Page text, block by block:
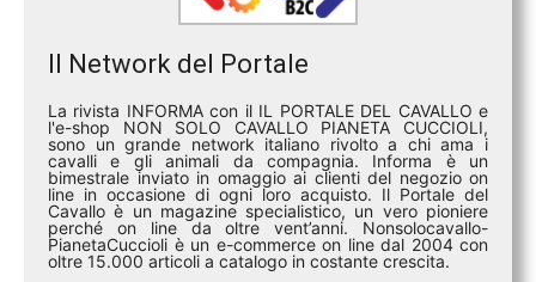
Il Network del Portale
La rivista INFORMA con il IL PORTALE DEL CAVALLO e
l'e-shop NON SOLO CAVALLO PIANETA CUCCIOLI,
sono un grande network italiano rivolto a chi ama i
cavalli e gli animali da compagnia. Informa è un
bimestrale inviato in omaggio ai clienti del negozio on
line in occasione di ogni loro acquisto. Il Portale del
Cavallo è un magazine specialistico, un vero pioniere
perché on line da oltre vent’anni. Nonsolocavallo-
PianetaCuccioli è un e-commerce on line dal 2004 con
oltre 15.000 articoli a catalogo in costante crescita.